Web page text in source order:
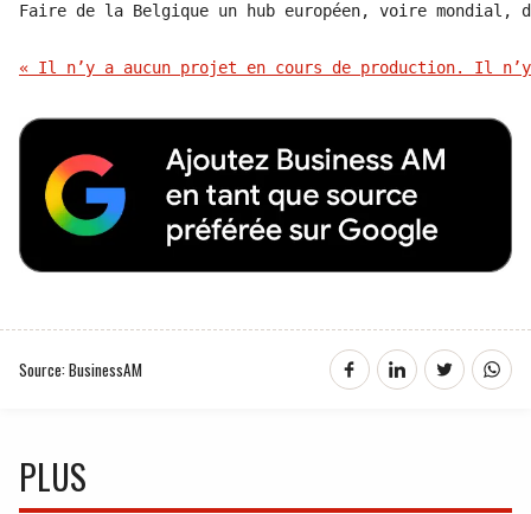
Faire de la Belgique un hub européen, voire
« Il n’y a aucun projet en cours de production. Il
Source: BusinessAM
PLUS